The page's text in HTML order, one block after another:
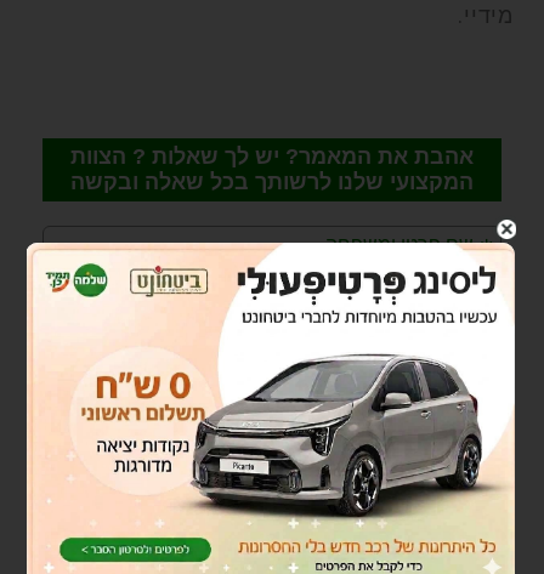
מידיי.